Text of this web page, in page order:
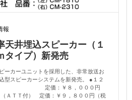
報
天井埋込スピーカー（１
タイプ）新発売
ーカーユニットを採用した、非常放送お
型スピーカーシステムを新発売。 ●１２
１０ 定価：￥８，０００円
（ＡＴＴ付） 定価：￥９，８００円（税